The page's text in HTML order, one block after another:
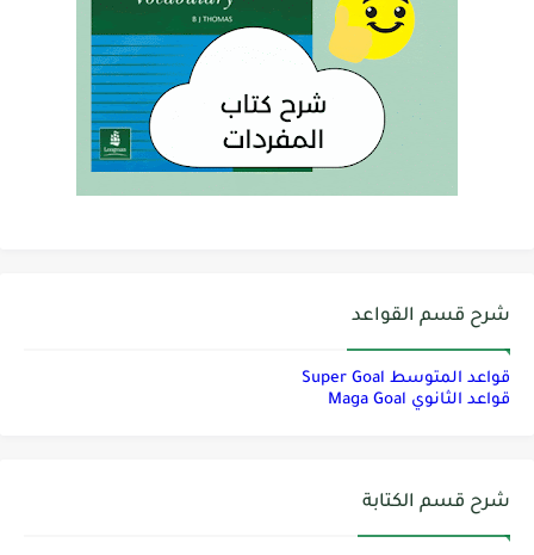
شرح قسم القواعد
قواعد المتوسط Super Goal
قواعد الثانوي Maga Goal
شرح قسم الكتابة